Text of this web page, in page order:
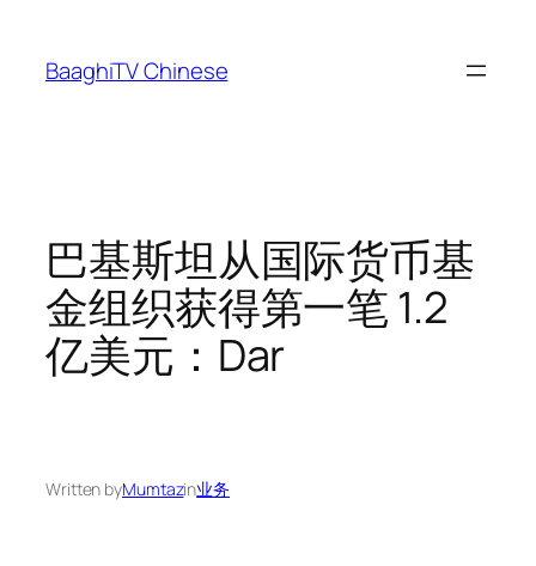
content
BaaghiTV Chinese
巴基斯坦从国际货币基
金组织获得第一笔 1.2
亿美元：Dar
Written byMumtazin业务